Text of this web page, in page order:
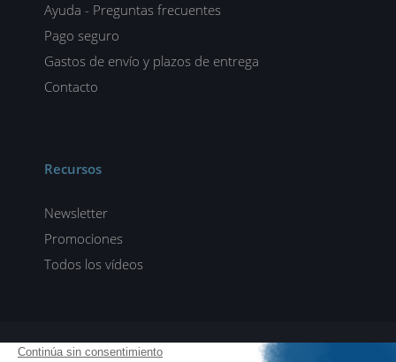
Ayuda - Preguntas frecuentes
Pago seguro
Gastos de envío y plazos de entrega
Contacto
Recursos
Newsletter
Promociones
Todos los vídeos
ENI elearning